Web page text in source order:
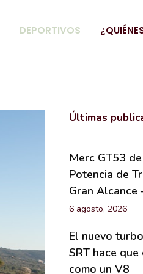
DEPORTIVOS
Últimas
Merc GT53
Potencia de
Gran Alcance
6 agosto, 2026
El nuevo
SRT hace
como un V8